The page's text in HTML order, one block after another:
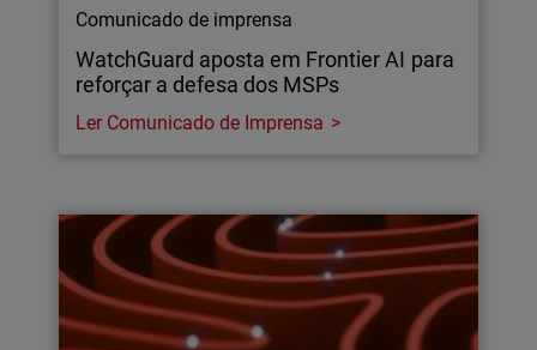
Comunicado de imprensa
WatchGuard aposta em Frontier AI para
reforçar a defesa dos MSPs
Ler Comunicado de Imprensa